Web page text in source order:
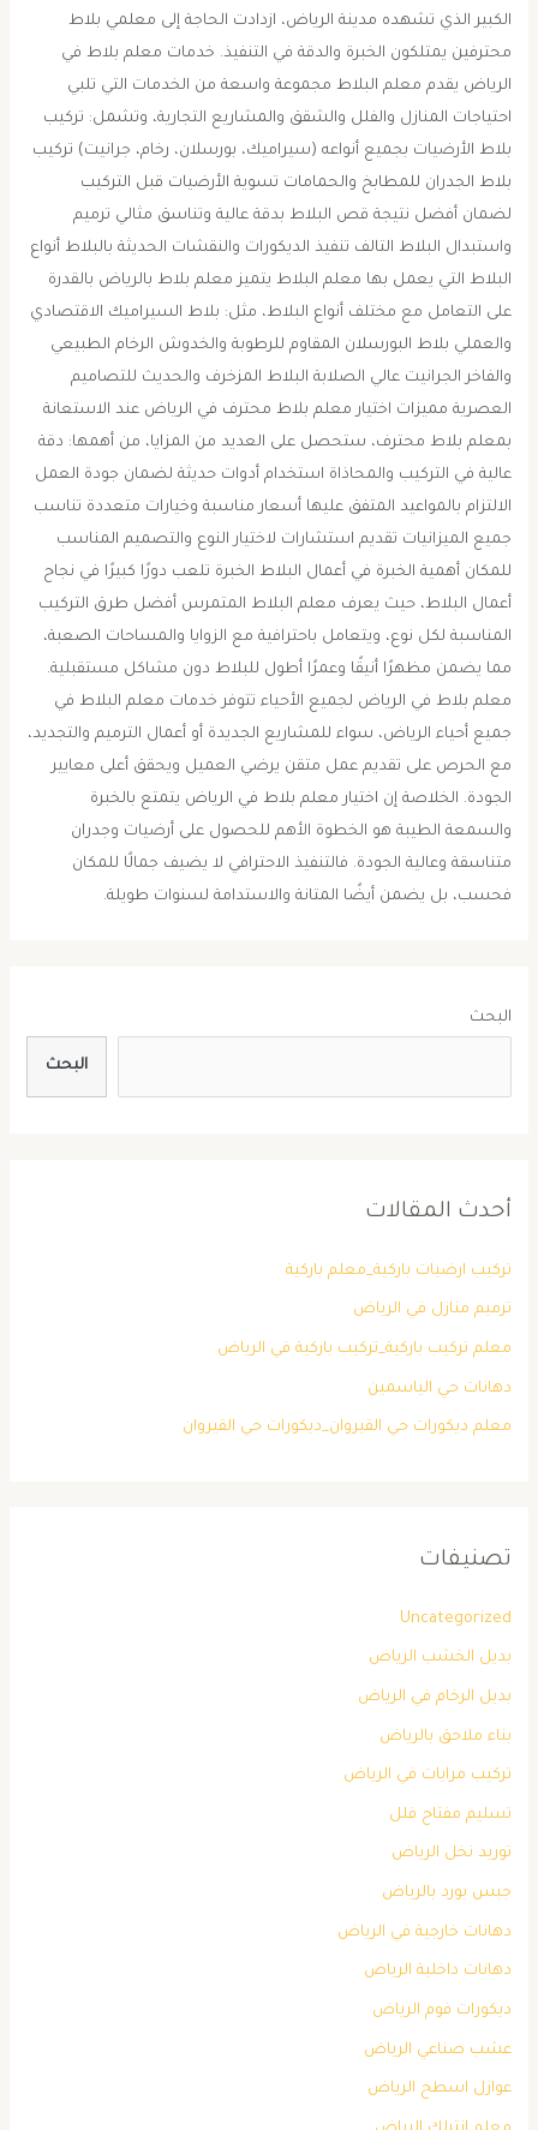
الكبير الذي تشهده مدينة الرياض، ازدادت الحاجة إلى معلمي بلاط
محترفين يمتلكون الخبرة والدقة في التنفيذ. خدمات معلم بلاط في
الرياض يقدم معلم البلاط مجموعة واسعة من الخدمات التي تلبي
احتياجات المنازل والفلل والشقق والمشاريع التجارية، وتشمل: تركيب
بلاط الأرضيات بجميع أنواعه (سيراميك، بورسلان، رخام، جرانيت) تركيب
بلاط الجدران للمطابخ والحمامات تسوية الأرضيات قبل التركيب
لضمان أفضل نتيجة قص البلاط بدقة عالية وتناسق مثالي ترميم
واستبدال البلاط التالف تنفيذ الديكورات والنقشات الحديثة بالبلاط أنواع
البلاط التي يعمل بها معلم البلاط يتميز معلم بلاط بالرياض بالقدرة
على التعامل مع مختلف أنواع البلاط، مثل: بلاط السيراميك الاقتصادي
والعملي بلاط البورسلان المقاوم للرطوبة والخدوش الرخام الطبيعي
والفاخر الجرانيت عالي الصلابة البلاط المزخرف والحديث للتصاميم
العصرية مميزات اختيار معلم بلاط محترف في الرياض عند الاستعانة
بمعلم بلاط محترف، ستحصل على العديد من المزايا، من أهمها: دقة
عالية في التركيب والمحاذاة استخدام أدوات حديثة لضمان جودة العمل
الالتزام بالمواعيد المتفق عليها أسعار مناسبة وخيارات متعددة تناسب
جميع الميزانيات تقديم استشارات لاختيار النوع والتصميم المناسب
للمكان أهمية الخبرة في أعمال البلاط الخبرة تلعب دورًا كبيرًا في نجاح
أعمال البلاط، حيث يعرف معلم البلاط المتمرس أفضل طرق التركيب
المناسبة لكل نوع، ويتعامل باحترافية مع الزوايا والمساحات الصعبة،
مما يضمن مظهرًا أنيقًا وعمرًا أطول للبلاط دون مشاكل مستقبلية.
معلم بلاط في الرياض لجميع الأحياء تتوفر خدمات معلم البلاط في
جميع أحياء الرياض، سواء للمشاريع الجديدة أو أعمال الترميم والتجديد،
مع الحرص على تقديم عمل متقن يرضي العميل ويحقق أعلى معايير
الجودة. الخلاصة إن اختيار معلم بلاط في الرياض يتمتع بالخبرة
والسمعة الطيبة هو الخطوة الأهم للحصول على أرضيات وجدران
متناسقة وعالية الجودة. فالتنفيذ الاحترافي لا يضيف جمالًا للمكان
فحسب، بل يضمن أيضًا المتانة والاستدامة لسنوات طويلة.
البحث
البحث
أحدث المقالات
تركيب ارضيات باركية_معلم باركية
ترميم منازل في الرياض
معلم تركيب باركية_تركيب باركية في الرياض
دهانات حي الياسمين
معلم ديكورات حي القيروان_ديكورات حي القيروان
تصنيفات
Uncategorized
بديل الخشب الرياض
بديل الرخام في الرياض
بناء ملاحق بالرياض
تركيب مرايات في الرياض
تسليم مفتاح فلل
توريد نخل الرياض
جبس بورد بالرياض
دهانات خارجية في الرياض
دهانات داخلية الرياض
ديكورات فوم الرياض
عشب صناعي الرياض
عوازل اسطح الرياض